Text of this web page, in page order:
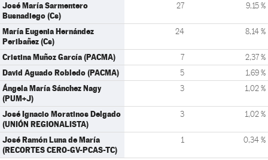
José María Sarmentero
Busnadiego (Cs)
27 9,15 %
María Eugenia Hernández
Peribañez (Cs)
24 8,14 %
Cristina Muñoz García (PACMA) 7 2,37 %
David Aguado Robledo (PACMA) 5 1,69 %
Ángela María Sánchez Nagy
(PUM+J)
3 1,02 %
José Ignacio Moratinos Delgado
(UNIÓN REGIONALISTA)
3 1,02 %
José Ramón Luna de María
(RECORTES CERO-GV-PCAS-TC)
1 0,34 %